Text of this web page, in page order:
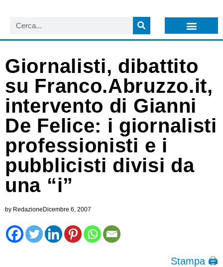
Giornalisti, dibattito
su Franco.Abruzzo.it,
intervento di Gianni
De Felice: i giornalisti
professionisti e i
pubblicisti divisi da
una “i”
by Redazione Dicembre 6, 2007
Stampa 🖨